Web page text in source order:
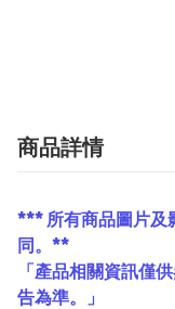
商品詳情
*** 所有商品圖片及
同。**
「產品相關資訊僅
告為準。」